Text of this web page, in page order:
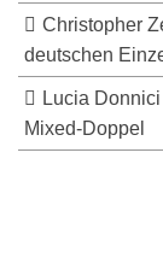
Christopher
deutschen
Lucia
Mixed-Doppel